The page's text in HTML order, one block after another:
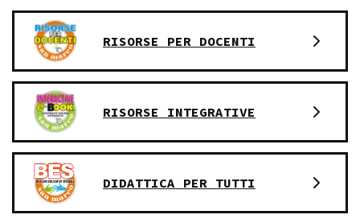
RISORSE PER DOCENTI
RISORSE INTEGRATIVE
DIDATTICA PER TUTTI